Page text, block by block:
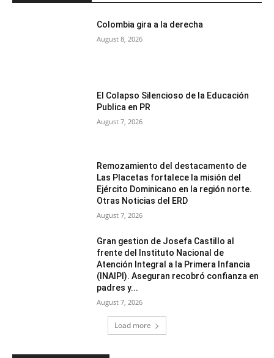
Colombia gira a la derecha
August 8, 2026
El Colapso Silencioso de la Educación
Publica en PR
August 7, 2026
Remozamiento del destacamento de
Las Placetas fortalece la misión del
Ejército Dominicano en la región norte.
Otras Noticias del ERD
August 7, 2026
Gran gestion de Josefa Castillo al
frente del Instituto Nacional de
Atención Integral a la Primera Infancia
(INAIPI). Aseguran recobró confianza en
padres y...
August 7, 2026
Load more